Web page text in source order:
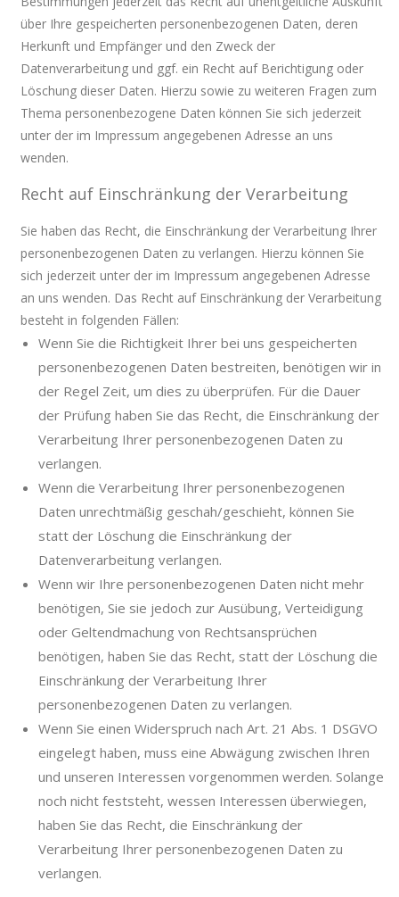
über Ihre gespeicherten personenbezogenen Daten, deren
Herkunft und Empfänger und den Zweck der
Datenverarbeitung und ggf. ein Recht auf Berichtigung oder
Löschung dieser Daten. Hierzu sowie zu weiteren Fragen zum
Thema personenbezogene Daten können Sie sich jederzeit
unter der im Impressum angegebenen Adresse an uns
wenden.
Recht auf Einschränkung der Verarbeitung
Sie haben das Recht, die Einschränkung der Verarbeitung Ihrer
personenbezogenen Daten zu verlangen. Hierzu können Sie
sich jederzeit unter der im Impressum angegebenen Adresse
an uns wenden. Das Recht auf Einschränkung der Verarbeitung
besteht in folgenden Fällen:
Wenn Sie die Richtigkeit Ihrer bei uns gespeicherten
personenbezogenen Daten bestreiten, benötigen wir in
der Regel Zeit, um dies zu überprüfen. Für die Dauer
der Prüfung haben Sie das Recht, die Einschränkung der
Verarbeitung Ihrer personenbezogenen Daten zu
verlangen.
Wenn die Verarbeitung Ihrer personenbezogenen
Daten unrechtmäßig geschah/geschieht, können Sie
statt der Löschung die Einschränkung der
Datenverarbeitung verlangen.
Wenn wir Ihre personenbezogenen Daten nicht mehr
benötigen, Sie sie jedoch zur Ausübung, Verteidigung
oder Geltendmachung von Rechtsansprüchen
benötigen, haben Sie das Recht, statt der Löschung die
Einschränkung der Verarbeitung Ihrer
personenbezogenen Daten zu verlangen.
Wenn Sie einen Widerspruch nach Art. 21 Abs. 1 DSGVO
eingelegt haben, muss eine Abwägung zwischen Ihren
und unseren Interessen vorgenommen werden. Solange
noch nicht feststeht, wessen Interessen überwiegen,
haben Sie das Recht, die Einschränkung der
Verarbeitung Ihrer personenbezogenen Daten zu
verlangen.